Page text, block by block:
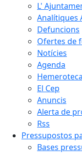
L'
Analítiques
Defuncions
Ofertes de
Notícies
Agenda
Hemeroteca
El Cep
Anuncis
Alerta de
Rss
Pressupostos
Bases